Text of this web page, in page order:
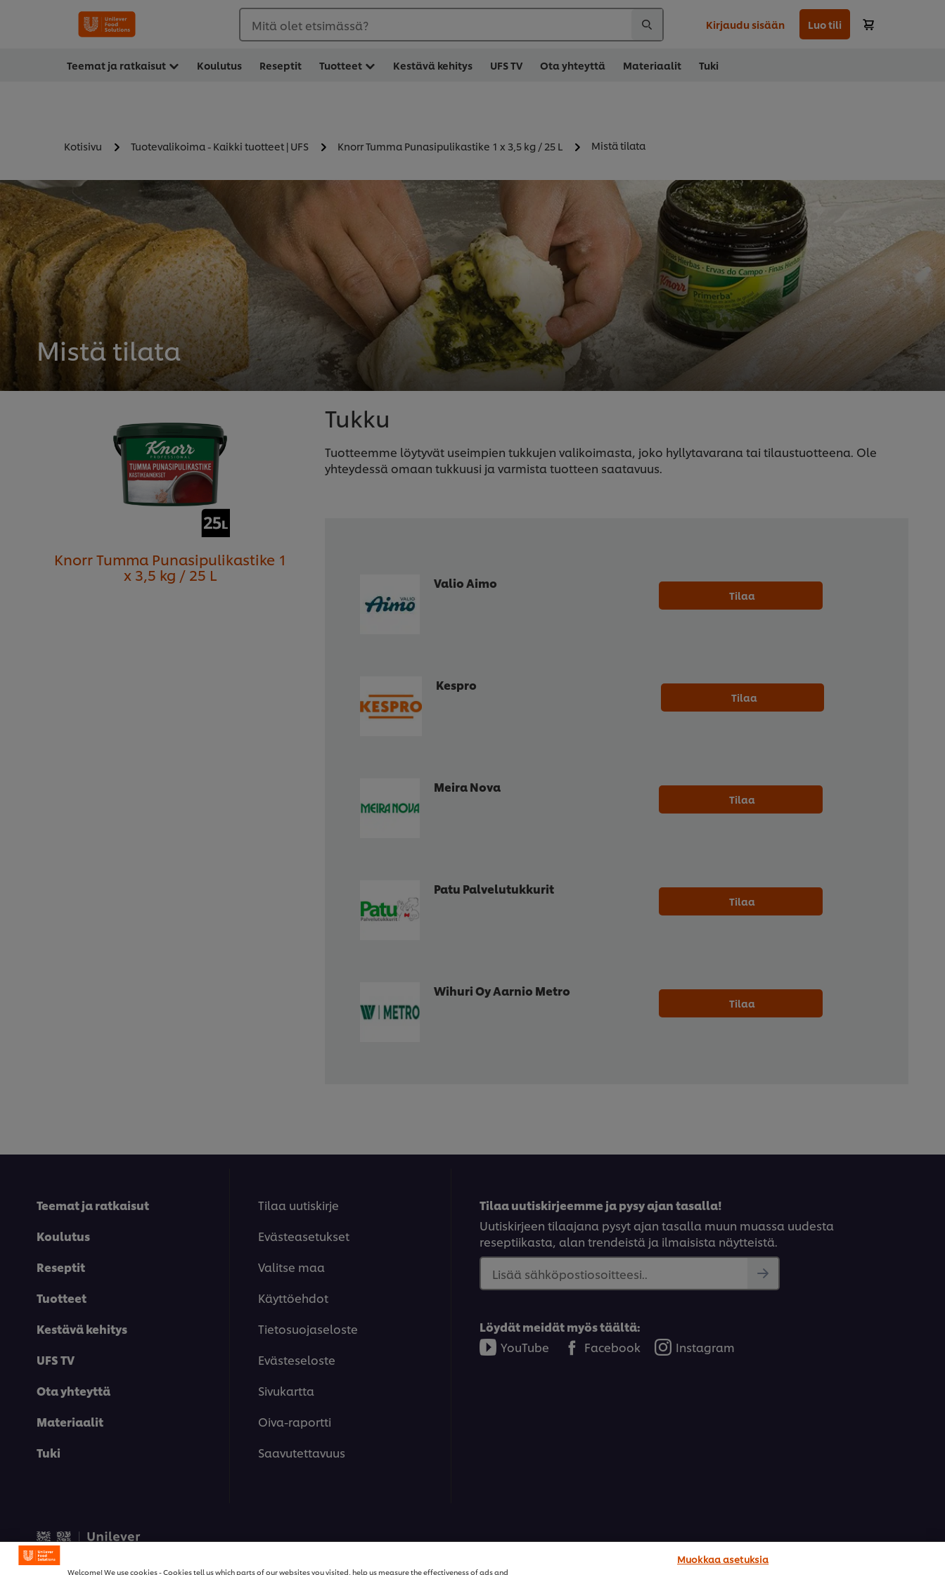
Mitä olet etsimässä? Kirjaudu sisään Luo tili
Teemat ja ratkaisut Koulutus Reseptit Tuotteet Kestävä kehitys UFS TV Ota yhteyttä Materiaalit Tuki
Kotisivu Tuotevalikoima - Kaikki tuotteet | UFS Knorr Tumma Punasipulikastike 1 x 3,5 kg / 25 L Mistä tilata
Mistä tilata
Tukku
Tuotteemme löytyvät useimpien tukkujen valikoimasta, joko hyllytavarana tai tilaustuotteena. Ole
yhteydessä omaan tukkuusi ja varmista tuotteen saatavuus.
Valio Aimo
Tilaa
Kespro
Tilaa
Meira Nova
Tilaa
Patu Palvelutukkurit
Tilaa
Wihuri Oy Aarnio Metro
Tilaa
Knorr Tumma Punasipulikastike 1
x 3,5 kg / 25 L
Teemat ja ratkaisut
Koulutus
Reseptit
Tuotteet
Kestävä kehitys
UFS TV
Ota yhteyttä
Materiaalit
Tuki
Tilaa uutiskirje
Evästeasetukset
Valitse maa
Käyttöehdot
Tietosuojaseloste
Evästeseloste
Sivukartta
Oiva-raportti
Saavutettavuus
Tilaa uutiskirjeemme ja pysy ajan tasalla!
Uutiskirjeen tilaajana pysyt ajan tasalla muun muassa uudesta
reseptiikasta, alan trendeistä ja ilmaisista näytteistä.
Lisää sähköpostiosoitteesi..
Löydät meidät myös täältä:
YouTube
Facebook Instagram
Welcome! We use cookies - Cookies tell us which parts of our websites you visited, help us measure the effectiveness of ads and
Muokkaa asetuksia